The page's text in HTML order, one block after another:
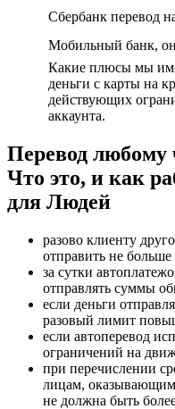
Сбербанк перевод
Мобильный банк,
Какие плюсы мы
деньги с карты на
действующих
аккаунта.
Перевод любому
Что это, и как
для Людей
разово клиенту
отправить не
за сутки
отправлять суммы
если деньги
разовый лимит
если автоперевод
ограничений на
при перечислении
лицам, оказывающим
не должна быть